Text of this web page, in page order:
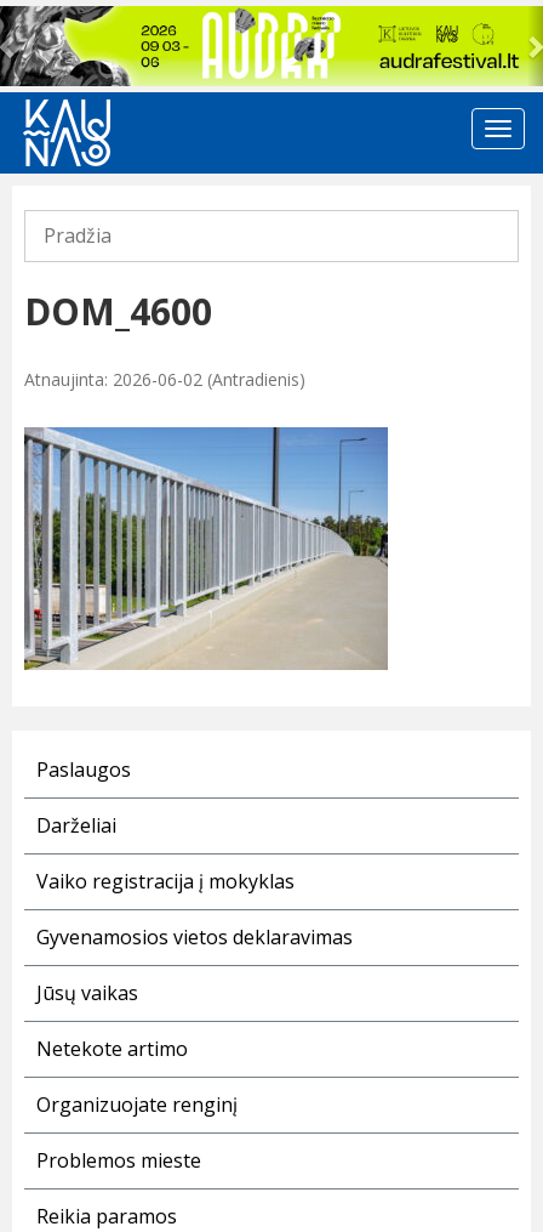
Previous
Pradžia
DOM_4600
Atnaujinta: 2026-06-02 (Antradienis)
Paslaugos
Darželiai
Vaiko registracija į mokyklas
Gyvenamosios vietos deklaravimas
Jūsų vaikas
Netekote artimo
Organizuojate renginį
Problemos mieste
Reikia paramos